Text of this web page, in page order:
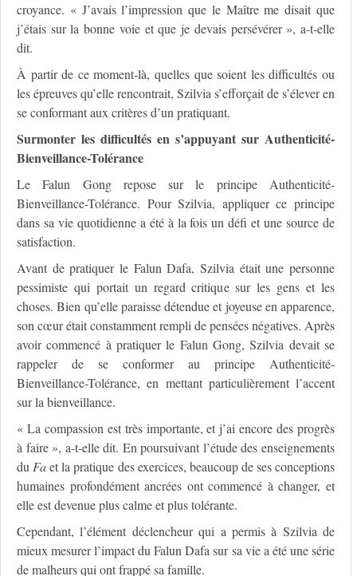
croyance. « J’avais l’impression que le Maître me disait que
j’étais sur la bonne voie et que je devais persévérer », a-t-elle
dit.
À partir de ce moment-là, quelles que soient les difficultés ou
les épreuves qu’elle rencontrait, Szilvia s’efforçait de s’élever en
se conformant aux critères d’un pratiquant.
Surmonter les difficultés en s’appuyant sur Authenticité-
Bienveillance-Tolérance
Le Falun Gong repose sur le principe Authenticité-
Bienveillance-Tolérance. Pour Szilvia, appliquer ce principe
dans sa vie quotidienne a été à la fois un défi et une source de
satisfaction.
Avant de pratiquer le Falun Dafa, Szilvia était une personne
pessimiste qui portait un regard critique sur les gens et les
choses. Bien qu’elle paraisse détendue et joyeuse en apparence,
son cœur était constamment rempli de pensées négatives. Après
avoir commencé à pratiquer le Falun Gong, Szilvia devait se
rappeler de se conformer au principe Authenticité-
Bienveillance-Tolérance, en mettant particulièrement l’accent
sur la bienveillance.
« La compassion est très importante, et j’ai encore des progrès
à faire », a-t-elle dit. En poursuivant l’étude des enseignements
duFaet la pratique des exercices, beaucoup de ses conceptions
humaines profondément ancrées ont commencé à changer, et
elle est devenue plus calme et plus tolérante.
Cependant, l’élément déclencheur qui a permis à Szilvia de
mieux mesurer l’impact du Falun Dafa sur sa vie a été une série
de malheurs qui ont frappé sa famille.